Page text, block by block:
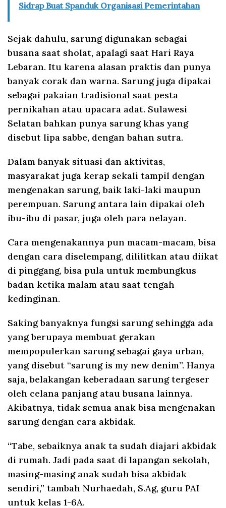
Sidrap Buat Spanduk Organisasi Pemerintahan
Sejak dahulu, sarung digunakan sebagai
busana saat sholat, apalagi saat Hari Raya
Lebaran. Itu karena alasan praktis dan punya
banyak corak dan warna. Sarung juga dipakai
sebagai pakaian tradisional saat pesta
pernikahan atau upacara adat. Sulawesi
Selatan bahkan punya sarung khas yang
disebut lipa sabbe, dengan bahan sutra.
Dalam banyak situasi dan aktivitas,
masyarakat juga kerap sekali tampil dengan
mengenakan sarung, baik laki-laki maupun
perempuan. Sarung antara lain dipakai oleh
ibu-ibu di pasar, juga oleh para nelayan.
Cara mengenakannya pun macam-macam, bisa
dengan cara diselempang, dililitkan atau diikat
di pinggang, bisa pula untuk membungkus
badan ketika malam atau saat tengah
kedinginan.
Saking banyaknya fungsi sarung sehingga ada
yang berupaya membuat gerakan
mempopulerkan sarung sebagai gaya urban,
yang disebut “sarung is my new denim”. Hanya
saja, belakangan keberadaan sarung tergeser
oleh celana panjang atau busana lainnya.
Akibatnya, tidak semua anak bisa mengenakan
sarung dengan cara akbidak.
“Tabe, sebaiknya anak ta sudah diajari akbidak
di rumah. Jadi pada saat di lapangan sekolah,
masing-masing anak sudah bisa akbidak
sendiri,” tambah Nurhaedah, S.Ag, guru PAI
untuk kelas 1-6A.